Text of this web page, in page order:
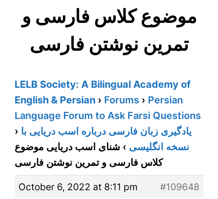
موضوع کلاس فارسی و
تمرین نوشتن فارسی
LELB Society: A Bilingual Academy of
English & Persian › Forums › Persian
Language Forum to Ask Farsi Questions
› یادگیری زبان فارسی درباره اسب دریایی با
نسخه انگلیسی › شنای اسب دریایی موضوع
کلاس فارسی و تمرین نوشتن فارسی
October 6, 2022 at 8:11 pm
#109648